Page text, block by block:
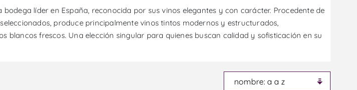
bodega líder en España, reconocida por sus vinos elegantes y con carácter. Procedente de
produce principalmente vinos tintos modernos y estructurados,
blancos frescos. Una elección singular para quienes buscan calidad y sofisticación en su